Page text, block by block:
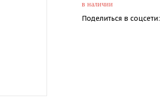
в наличии
Поделиться в соцсети: